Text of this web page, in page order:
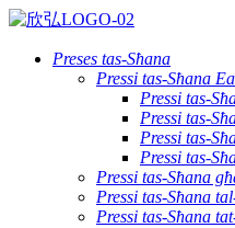
Preses tas-Sħana
Pressi tas-Sħana
Pressi tas-
Pressi tas-
Pressi tas-
Pressi tas-
Pressi tas-Sħana
Pressi tas-Sħana
Pressi tas-Sħana